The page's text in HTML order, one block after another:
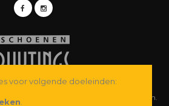
Ruytings BVBA. Alle rechten voorbehouden.
voor volgende doeleinden: